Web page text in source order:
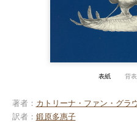
表紙 背
著者 カトリーナ・ファン・グラ
訳者
鍛原多惠子